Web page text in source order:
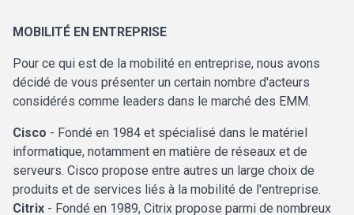
MOBILITÉ EN ENTREPRISE
Pour ce qui est de la mobilité en entreprise, nous avons
décidé de vous présenter un certain nombre d'acteurs
considérés comme leaders dans le marché des EMM.
Cisco - Fondé en 1984 et spécialisé dans le matériel
informatique, notamment en matière de réseaux et de
serveurs. Cisco propose entre autres un large choix de
produits et de services liés à la mobilité de l'entreprise.
Citrix - Fondé en 1989, Citrix propose parmi de nombreux